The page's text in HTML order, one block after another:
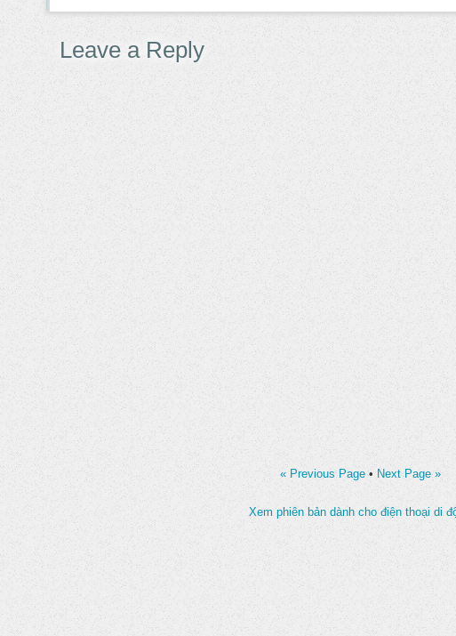
Leave a Reply
« Previous Page • Next Page »
Xem phiên bản dành cho điện thoại di